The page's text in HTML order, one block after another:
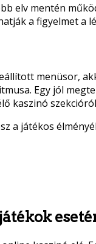
elv mentén
a figyelmet a
menüsor,
Egy jól
kaszinó
játékos